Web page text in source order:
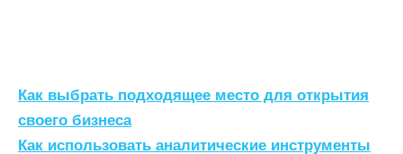
Н
а
Как выбрать подходящее место для открытия
своего бизнеса
Как использовать аналитические инструменты